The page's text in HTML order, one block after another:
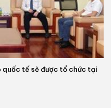
tế sẽ được tổ chức tại